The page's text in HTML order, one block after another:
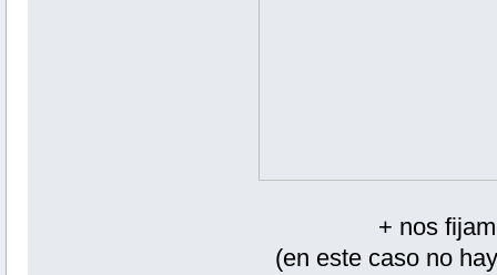
+ nos
(en este caso no